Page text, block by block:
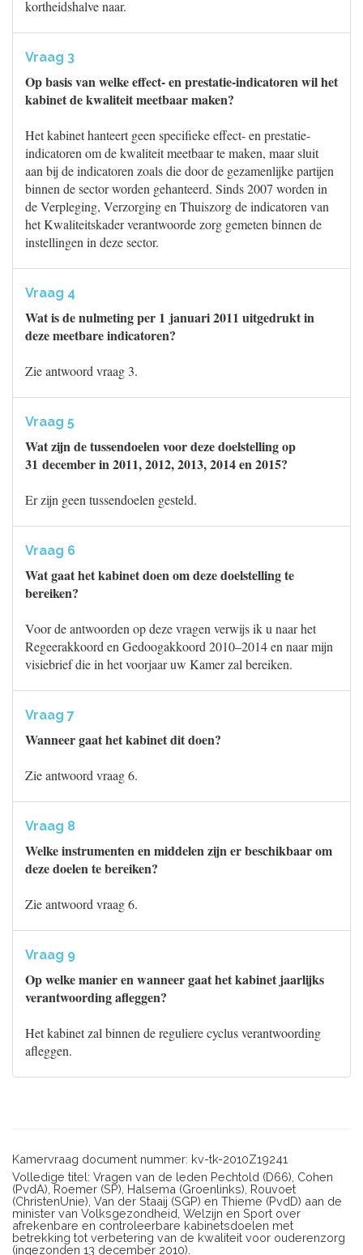
kortheidshalve naar.
Vraag 3
Op basis van welke effect- en prestatie-indicatoren wil het
kabinet de kwaliteit meetbaar maken?
Het kabinet hanteert geen specifieke effect- en prestatie-
indicatoren om de kwaliteit meetbaar te maken, maar sluit
aan bij de indicatoren zoals die door de gezamenlijke partijen
binnen de sector worden gehanteerd. Sinds 2007 worden in
de Verpleging, Verzorging en Thuiszorg de indicatoren van
het Kwaliteitskader verantwoorde zorg gemeten binnen de
instellingen in deze sector.
Vraag 4
Wat is de nulmeting per 1 januari 2011 uitgedrukt in
deze meetbare indicatoren?
Zie antwoord vraag 3.
Vraag 5
Wat zijn de tussendoelen voor deze doelstelling op
31 december in 2011, 2012, 2013, 2014 en 2015?
Er zijn geen tussendoelen gesteld.
Vraag 6
Wat gaat het kabinet doen om deze doelstelling te
bereiken?
Voor de antwoorden op deze vragen verwijs ik u naar het
Regeerakkoord en Gedoogakkoord 2010–2014 en naar mijn
visiebrief die in het voorjaar uw Kamer zal bereiken.
Vraag 7
Wanneer gaat het kabinet dit doen?
Zie antwoord vraag 6.
Vraag 8
Welke instrumenten en middelen zijn er beschikbaar om
deze doelen te bereiken?
Zie antwoord vraag 6.
Vraag 9
Op welke manier en wanneer gaat het kabinet jaarlijks
verantwoording afleggen?
Het kabinet zal binnen de reguliere cyclus verantwoording
afleggen.
Kamervraag document nummer: kv-tk-2010Z19241
Volledige titel: Vragen van de leden Pechtold (D66), Cohen
(PvdA), Roemer (SP), Halsema (Groenlinks), Rouvoet
(ChristenUnie), Van der Staaij (SGP) en Thieme (PvdD) aan de
minister van Volksgezondheid, Welzijn en Sport over
afrekenbare en controleerbare kabinetsdoelen met
betrekking tot verbetering van de kwaliteit voor ouderenzorg
(ingezonden 13 december 2010).